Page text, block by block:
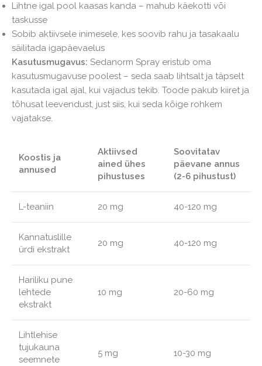
Lihtne igal pool kaasas kanda – mahub käekotti või
taskusse
Sobib aktiivsele inimesele, kes soovib rahu ja tasakaalu
säilitada igapäevaelus
Kasutusmugavus: Sedanorm Spray eristub oma
kasutusmugavuse poolest – seda saab lihtsalt ja täpselt
kasutada igal ajal, kui vajadus tekib. Toode pakub kiiret ja
tõhusat leevendust, just siis, kui seda kõige rohkem
vajatakse.
Koostis ja
annused
Aktiivsed
ained ühes
pihustuses
Soovitatav
päevane annus
(2-6 pihustust)
L-teaniin 20 mg 40-120 mg
Kannatuslille
ürdi ekstrakt
20 mg 40-120 mg
Hariliku pune
lehtede
ekstrakt
10 mg 20-60 mg
Lihtlehise
tujukauna
seemnete
5 mg 10-30 mg